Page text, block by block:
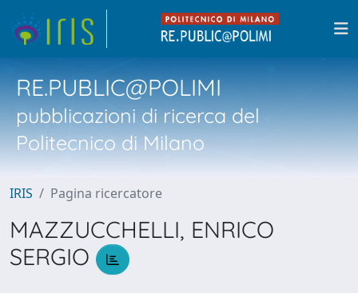
RE.PUBLIC@POLIMI
pubblicazioni di ricerca del
Politecnico di Milano
IRIS Pagina ricercatore
MAZZUCCHELLI, ENRICO
SERGIO